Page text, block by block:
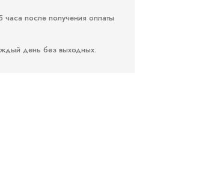
после получения оплаты
день без выходных.